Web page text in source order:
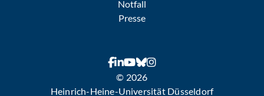
Notfall
Presse
© 2026
Heinrich-Heine-Universität Düsseldorf